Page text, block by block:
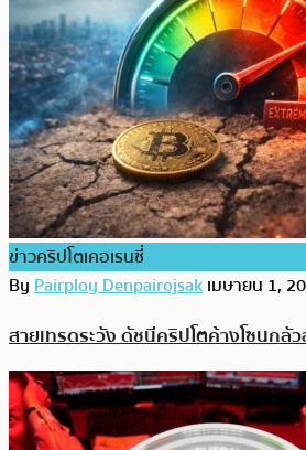
ข่าวคริปโตเคอเรนซี่
ByPairploy Denpairojsakเมษายน 1,
สายเทรดระวัง ดัชนีคริปโตค้างโซนก